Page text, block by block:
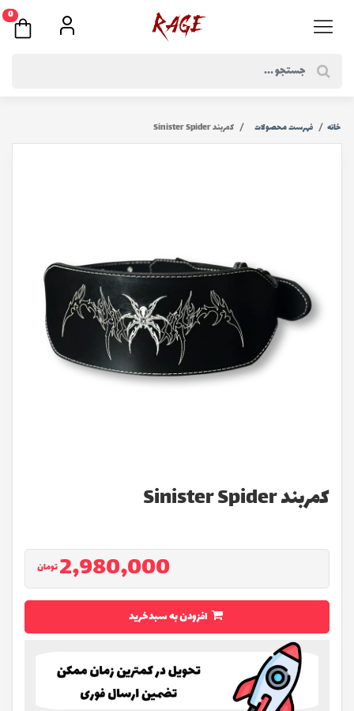
0
خانه فهرست محصولات كمربند Sinister Spider
كمربند Sinister Spider
2,980,000تومان